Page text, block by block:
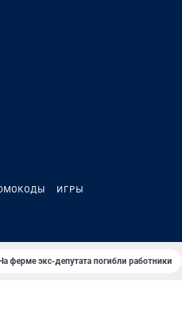
ИГРЫ
На ферме экс-депутата погибли работники